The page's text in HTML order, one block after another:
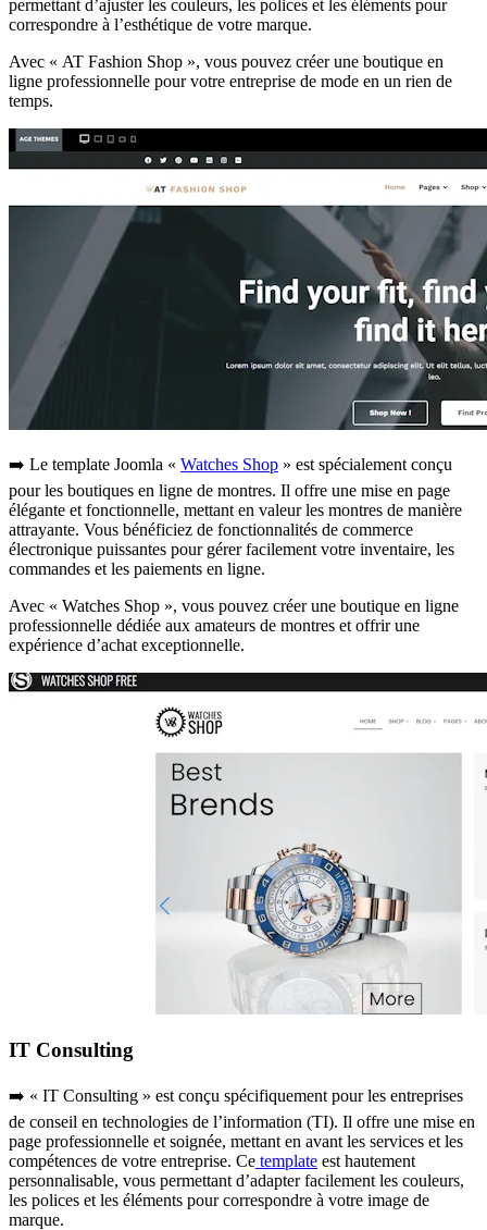
permettant d’ajuster les couleurs, les polices et les éléments pour
correspondre à l’esthétique de votre marque.
Avec « AT Fashion Shop », vous pouvez créer une boutique en
ligne professionnelle pour votre entreprise de mode en un rien de
temps.
➡️ Le template Joomla « Watches Shop » est spécialement conçu
pour les boutiques en ligne de montres. Il offre une mise en page
élégante et fonctionnelle, mettant en valeur les montres de manière
attrayante. Vous bénéficiez de fonctionnalités de commerce
électronique puissantes pour gérer facilement votre inventaire, les
commandes et les paiements en ligne.
Avec « Watches Shop », vous pouvez créer une boutique en ligne
professionnelle dédiée aux amateurs de montres et offrir une
expérience d’achat exceptionnelle.
IT Consulting
➡️ « IT Consulting » est conçu spécifiquement pour les entreprises
de conseil en technologies de l’information (TI). Il offre une mise en
page professionnelle et soignée, mettant en avant les services et les
compétences de votre entreprise. Ce template est hautement
personnalisable, vous permettant d’adapter facilement les couleurs,
les polices et les éléments pour correspondre à votre image de
marque.